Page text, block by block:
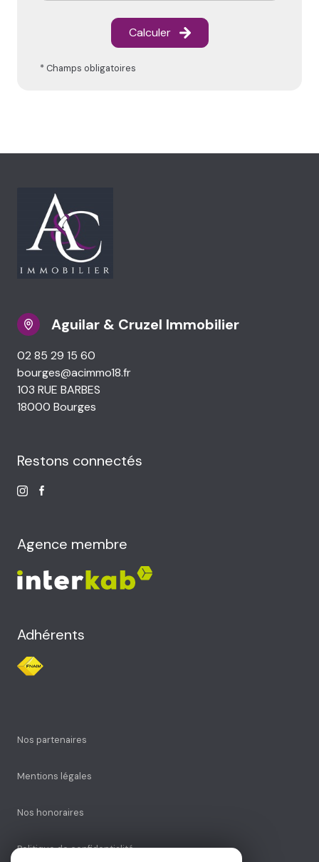
Calculer
* Champs obligatoires
Aguilar & Cruzel Immobilier
02 85 29 15 60
bourges@acimmo18.fr
103 RUE BARBES
18000 Bourges
Restons connectés
Agence membre
Adhérents
Nos partenaires
Mentions légales
Nos honoraires
Politique de confidentialité